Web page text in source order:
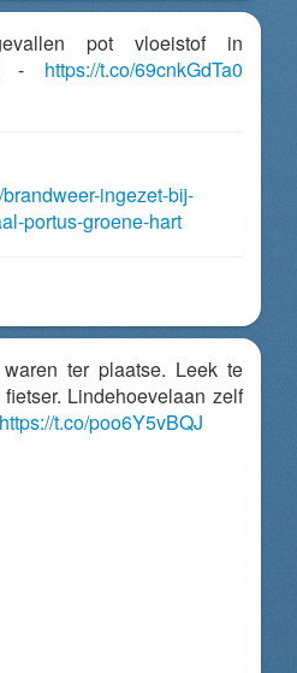
pot vloeistof in
- https://t.co/69cnkGdTa0
ingezet-bij-
portus-groene-hart
ter plaatse. Leek te
Lindehoevelaan zelf
https://t.co/poo6Y5vBQJ